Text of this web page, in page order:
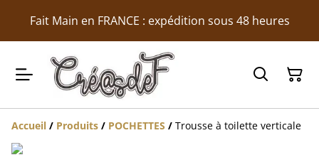
Fait Main en FRANCE : expédition sous 48 heures
Accueil / Produits / POCHETTES / Trousse à toilette verticale